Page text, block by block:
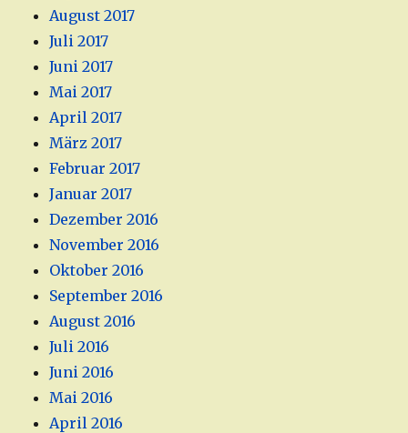
August 2017
Juli 2017
Juni 2017
Mai 2017
April 2017
März 2017
Februar 2017
Januar 2017
Dezember 2016
November 2016
Oktober 2016
September 2016
August 2016
Juli 2016
Juni 2016
Mai 2016
April 2016